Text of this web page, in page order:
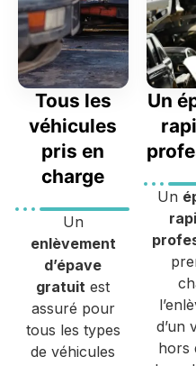
Tous les
véhicules
pris en
charge
Un
enlèvement
d’épave
gratuit est
assuré pour
tous les types
de véhicules
Un
Un
d’un
hors